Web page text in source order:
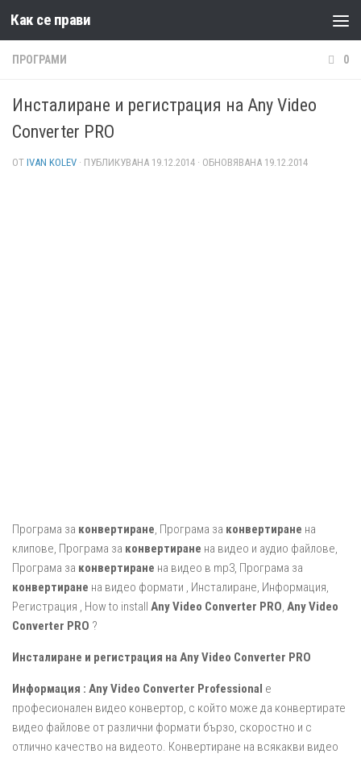
Към съдържанието
Как се прави
ПРОГРАМИ 0
Инсталиране и регистрация на Any Video
Converter PRO
ОТ IVAN KOLEV · ПУБЛИКУВАНА 19.12.2014 · ОБНОВЯВАНА 19.12.2014
Програма за конвертиране, Програма за конвертиране на
клипове, Програма за конвертиране на видео и аудио файлове,
Програма за конвертиране на видео в mp3, Програма за
конвертиране на видео формати , Инсталиране, Информация,
Регистрация , How to install Any Video Converter PRO, Any Video
Converter PRO ?
Инсталиране и регистрация на Any Video Converter PRO
Информация : Any Video Converter Professional е
професионален видео конвертор, с който може да конвертирате
видео файлове от различни формати бързо, скоростно и с
отлично качество на видеото. Конвертиране на всякакви видео